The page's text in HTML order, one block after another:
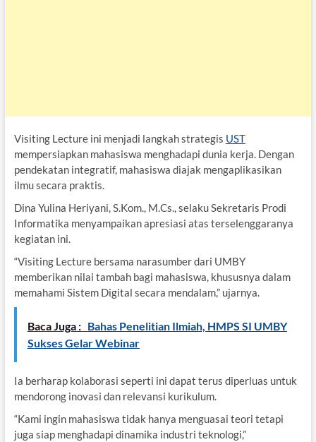
Visiting Lecture ini menjadi langkah strategis UST
mempersiapkan mahasiswa menghadapi dunia kerja. Dengan
pendekatan integratif, mahasiswa diajak mengaplikasikan
ilmu secara praktis.
Dina Yulina Heriyani, S.Kom., M.Cs., selaku Sekretaris Prodi
Informatika menyampaikan apresiasi atas terselenggaranya
kegiatan ini.
“Visiting Lecture bersama narasumber dari UMBY
memberikan nilai tambah bagi mahasiswa, khususnya dalam
memahami Sistem Digital secara mendalam,” ujarnya.
Baca Juga : Bahas Penelitian Ilmiah, HMPS SI UMBY
Sukses Gelar Webinar
Ia berharap kolaborasi seperti ini dapat terus diperluas untuk
mendorong inovasi dan relevansi kurikulum.
“Kami ingin mahasiswa tidak hanya menguasai teori tetapi
juga siap menghadapi dinamika industri teknologi,”